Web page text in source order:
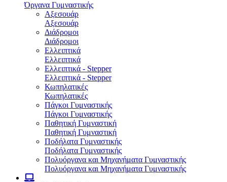
Όργανα Γυμναστικής
Αξεσουάρ
Αξεσουάρ
Διάδρομοι
Διάδρομοι
Ελλειπτικά
Ελλειπτικά
Ελλειπτικά - Stepper
Ελλειπτικά - Stepper
Κωπηλατικές
Κωπηλατικές
Πάγκοι Γυμναστικής
Πάγκοι Γυμναστικής
Παθητική Γυμναστική
Παθητική Γυμναστική
Ποδήλατα Γυμναστικής
Ποδήλατα Γυμναστικής
Πολυόργανα και Μηχανήματα Γυμναστικής
Πολυόργανα και Μηχανήματα Γυμναστικής